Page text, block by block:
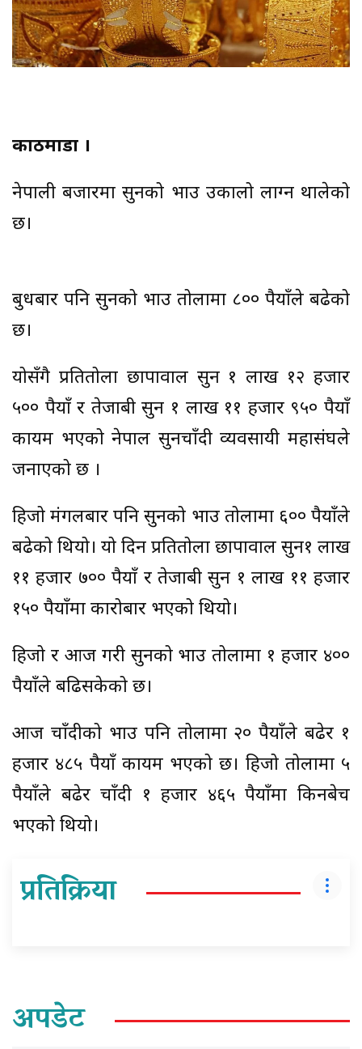
काठमाडौं ।
नेपाली बजारमा सुनको भाउ उकालो लाग्न थालेको
छ।
बुधबार पनि सुनको भाउ तोलामा ८०० रुपैयाँले बढेको
छ।
योसँगै प्रतितोला छापावाल सुन १ लाख १२ हजार
५०० रुपैयाँ र तेजाबी सुन १ लाख ११ हजार ९५० रुपैयाँ
कायम भएको नेपाल सुनचाँदी व्यवसायी महासंघले
जनाएको छ ।
हिजो मंगलबार पनि सुनको भाउ तोलामा ६०० रुपैयाँले
बढेको थियो। यो दिन प्रतितोला छापावाल सुन१ लाख
११ हजार ७०० रुपैयाँ र तेजाबी सुन १ लाख ११ हजार
१५० रुपैयाँमा कारोबार भएको थियो।
हिजो र आज गरी सुनको भाउ तोलामा १ हजार ४००
रुपैयाँले बढिसकेको छ।
आज चाँदीको भाउ पनि तोलामा २० रुपैयाँले बढेर १
हजार ४८५ रुपैयाँ कायम भएको छ। हिजो तोलामा ५
रुपैयाँले बढेर चाँदी १ हजार ४६५ रुपैयाँमा किनबेच
भएको थियो।
प्रतिक्रिया
अपडेट